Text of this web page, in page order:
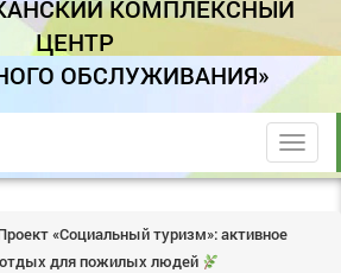
КОМПЛЕКСНЫЙ
ЦЕНТР
ОБСЛУЖИВАНИЯ»
trk
«Социальный туризм»: активное
отдых для пожилых людей